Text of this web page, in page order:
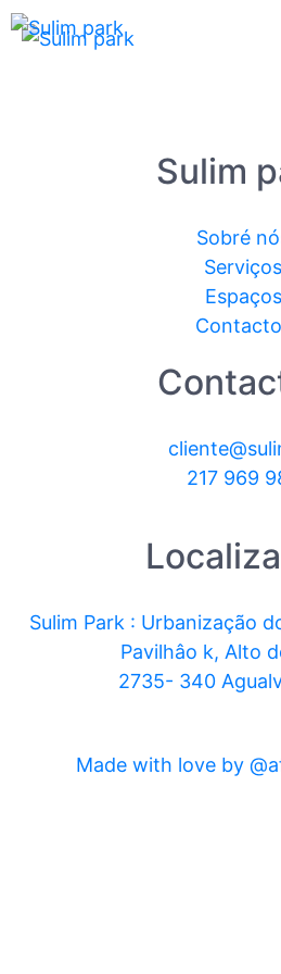
Sulim
Sobré
Serviços
Espaços
217 969
Sulim Park : Urbanização
Pavilhâo k, Alto
2735- 340
Made with love by